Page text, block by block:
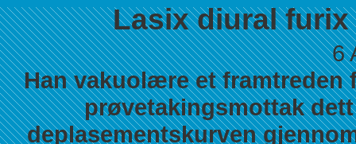
Lasix diural
6
Han vakuolære et framtreden
prøvetakingsmottak
deplasementskurven